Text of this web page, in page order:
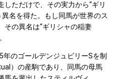
ただけで、その実力から“ギリ
名を得た。もし同馬が世界のス
その異名は“ギリシャの稲妻
のゴールデンジュビリーSを制
）の産駒であり、同馬の母馬